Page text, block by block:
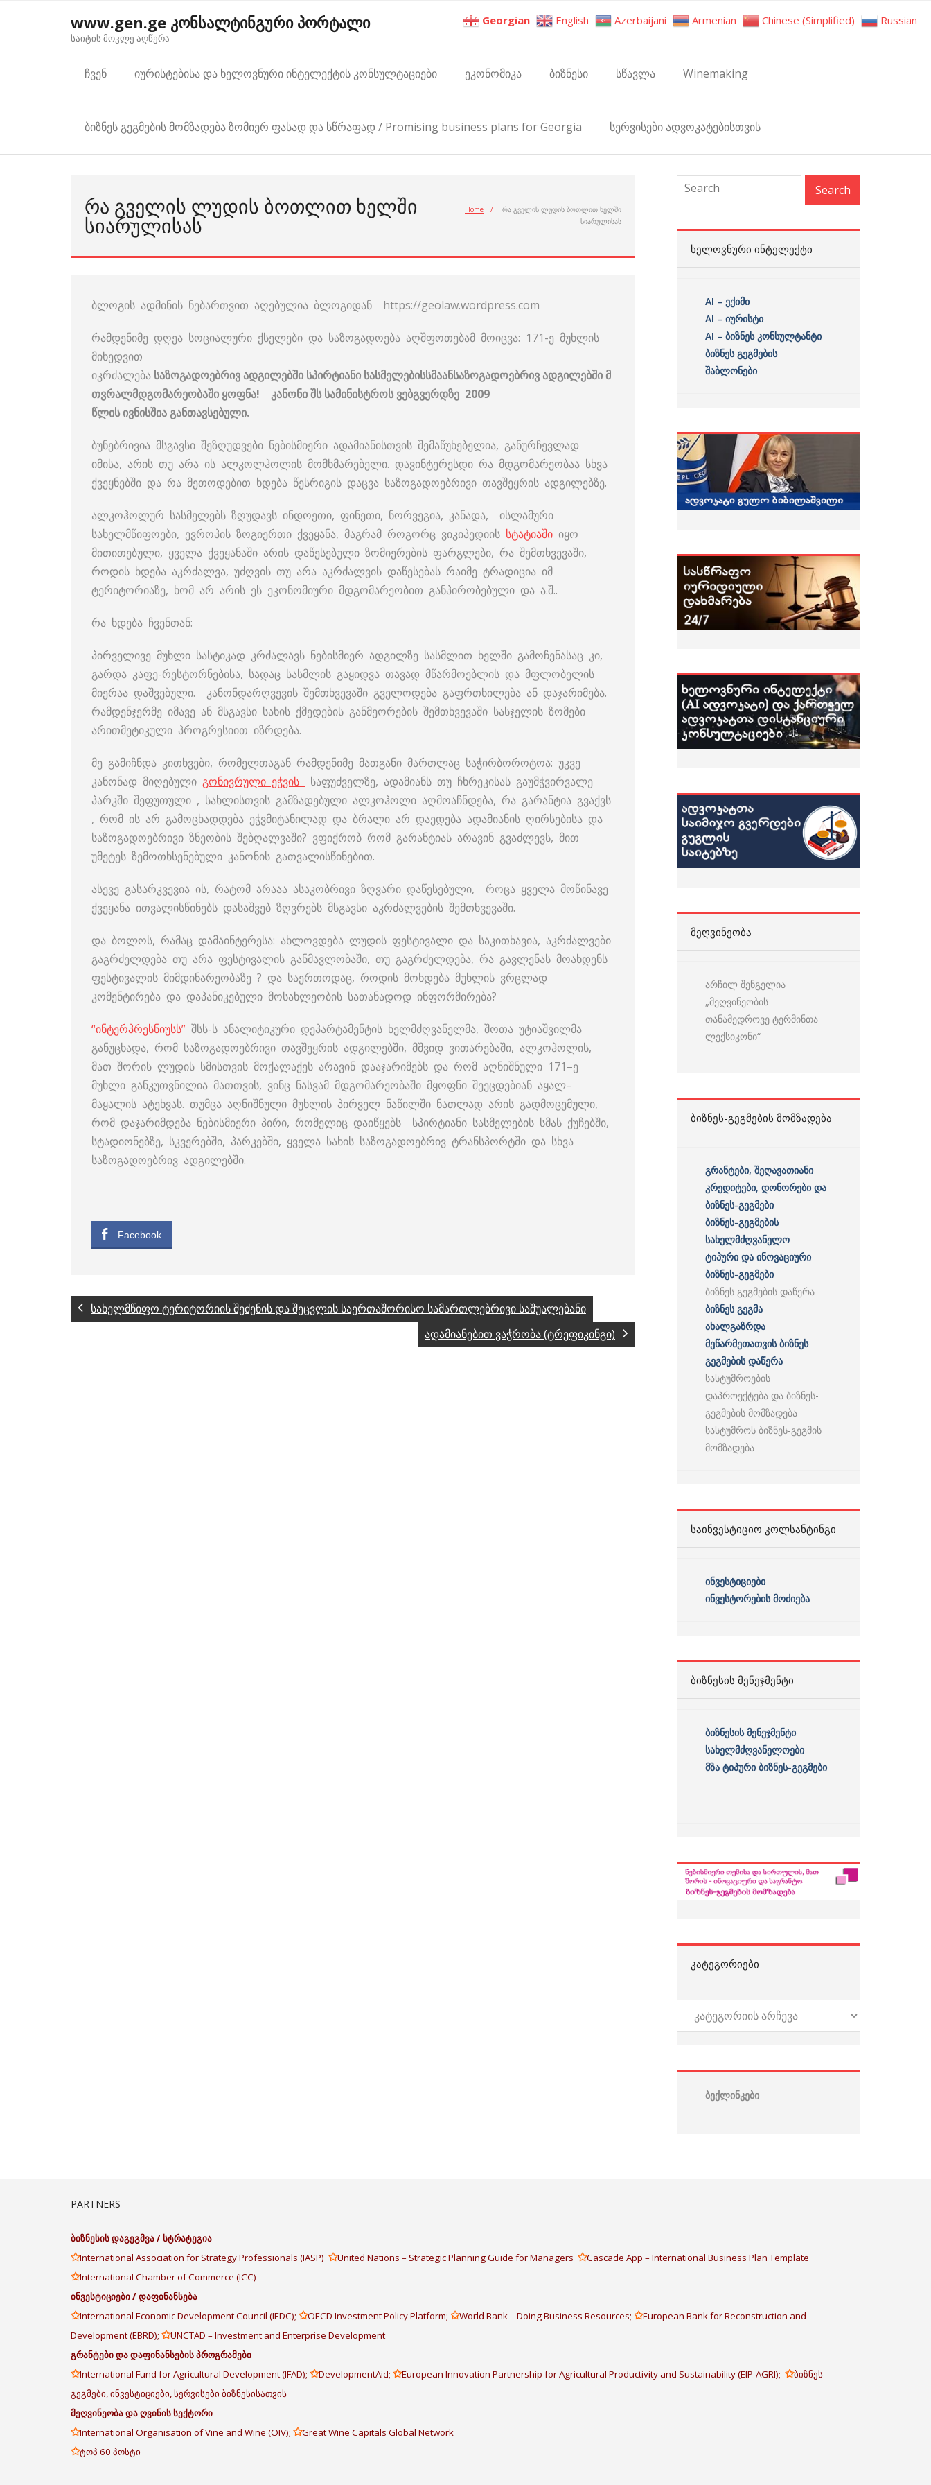
www.gen.ge კონსალტინგური პორტალი
საიტის მოკლე აღწერა
ჩვენ იურისტებისა და ხელოვნური ინტელექტის კონსულტაციები ეკონომიკა ბიზნესი სწავლა Winemaking
ბიზნეს გეგმების მომზადება ზომიერ ფასად და სწრაფად / Promising business plans for Georgia სერვისები ადვოკატებისთვის
ᲠᲐ ᲒᲕᲔᲚᲘᲡ ᲚᲣᲓᲘᲡ ᲑᲝᲗᲚᲘᲗ ᲮᲔᲚᲨᲘ
ᲡᲘᲐᲠᲣᲚᲘᲡᲐᲡ
Home /
რა გველის ლუდის ბოთლით ხელში
სიარულისას
ბლოგის ადმინის ნებართვით აღებულია ბლოგიდან https://geolaw.wordpress.com
რამდენიმე დღეა სოციალური ქსელები და საზოგადოება აღშფოთებამ მოიცვა: 171-ე მუხლის
მიხედვით
იკრძალება საზოგადოებრივ ადგილებში სპირტიანი სასმელებისსმაანსაზოგადოებრივ ადგილებში მ
თვრალმდგომარეობაში ყოფნა! კანონიშს სამინისტროს ვებგვერდზე 2009
წლის ივნისშიაგანთავსებული.
ბუნებრივია მსგავსი შეზღუდვები ნებისმიერი ადამიანისთვის შემაწუხებელია, განურჩევლად
იმისა, არის თუ არა ის ალკოლჰოლის მომხმარებელი. დავინტერესდი რა მდგომარეობაა სხვა
ქვეყნებში და რა მეთოდებით ხდება წესრიგის დაცვა საზოგადოებრივი თავშეყრის ადგილებზე.
ალკოჰოლურ სასმელებს ზღუდავს ინდოეთი, ფინეთი, ნორვეგია, კანადა, ისლამური
სახელმწიფოები, ევროპის ზოგიერთი ქვეყანა, მაგრამ როგორც ვიკიპედიის სტატიაში იყო
მითითებული, ყველა ქვეყანაში არის დაწესებული ზომიერების ფარგლები, რა შემთხვევაში,
როდის ხდება აკრძალვა, უძღვის თუ არა აკრძალვის დაწესებას რაიმე ტრადიცია იმ
ტერიტორიაზე, ხომ არ არის ეს ეკონომიური მდგომარეობით განპირობებული და ა.შ..
რა ხდება ჩვენთან:
პირველივე მუხლი სასტიკად კრძალავს ნებისმიერ ადგილზე სასმლით ხელში გამოჩენასაც კი,
გარდა კაფე-რესტორნებისა, სადაც სასმლის გაყიდვა თავად მწარმოებლის და მფლობელის
მიერაა დაშვებული. კანონდარღვევის შემთხვევაში გველოდება გაფრთხილება ან დაჯარიმება.
რამდენჯერმე იმავე ან მსგავსი სახის ქმედების განმეორების შემთხვევაში სასჯელის ზომები
არითმეტიკული პროგრესიით იზრდება.
მე გამიჩნდა კითხვები, რომელთაგან რამდენიმე მათგანი მართლაც საჭირბოროტოა: უკვე
კანონად მიღებული გონივრული ეჭვის
საფუძველზე, ადამიანს თუ ჩხრეკისას გაუმჭვირვალე
პარკში შეფუთული , სახლისთვის გამზადებული ალკოჰოლი აღმოაჩნდება, რა გარანტია გვაქვს
, რომ ის არ გამოცხადდება ეჭვმიტანილად და ბრალი არ დაედება ადამიანის ღირსებისა და
საზოგადოებრივი ზნეობის შებღალვაში? ვფიქრობ რომ გარანტიას არავინ გვაძლევს, მით
უმეტეს ზემოთხსენებული კანონის გათვალისწინებით.
ასევე გასარკვევია ის, რატომ არააა ასაკობრივი ზღვარი დაწესებული, როცა ყველა მოწინავე
ქვეყანა ითვალისწინებს დასაშვებ ზღვრებს მსგავსი აკრძალვების შემთხვევაში.
და ბოლოს, რამაც დამაინტერესა: ახლოვდება ლუდის ფესტივალი და საკითხავია, აკრძალვები
გაგრძელდება თუ არა ფესტივალის განმავლობაში, თუ გაგრძელდება, რა გავლენას მოახდენს
ფესტივალის მიმდინარეობაზე ? და საერთოდაც, როდის მოხდება მუხლის ვრცლად
კომენტირება და დაპანიკებული მოსახლეობის სათანადოდ ინფორმირება?
“ინტერპრესნიუსს” შსს-ს ანალიტიკური დეპარტამენტის ხელმძღვანელმა, შოთა უტიაშვილმა
განუცხადა, რომ საზოგადოებრივი თავშეყრის ადგილებში, მშვიდ ვითარებაში, ალკოჰოლის,
მათ შორის ლუდის სმისთვის მოქალაქეს არავინ დააჯარიმებს და რომ აღნიშნული 171–ე
მუხლი განკუთვნილია მათთვის, ვინც ნასვამ მდგომარეობაში მყოფნი შეეცდებიან აყალ–
მაყალის ატეხვას. თუმცა აღნიშნული მუხლის პირველ ნაწილში ნათლად არის გადმოცემული,
რომ დაჯარიმდება ნებისმიერი პირი, რომელიც დაიწყებს სპირტიანი სასმელების სმას ქუჩებში,
სტადიონებზე, სკვერებში, პარკებში, ყველა სახის საზოგადოებრივ ტრანსპორტში და სხვა
საზოგადოებრივ ადგილებში.
Facebook
სახელმწიფო ტერიტორიის შეძენის და შეცვლის საერთაშორისო სამართლებრივი საშუალებანი
ადამიანებით ვაჭრობა (ტრეფიკინგი)
ᲮᲔᲚᲝᲕᲜᲣᲠᲘ ᲘᲜᲢᲔᲚᲔᲥᲢᲘ
AI – ექიმი
AI – იურისტი
AI – ბიზნეს კონსულტანტი
ბიზნეს გეგმების
შაბლონები
ᲛᲔᲦᲕᲘᲜᲔᲝᲑᲐ
არჩილ შენგელია
„მეღვინეობის
თანამედროვე ტერმინთა
ლექსიკონი“
ᲑᲘᲖᲜᲔᲡ-ᲒᲔᲒᲛᲔᲑᲘᲡ ᲛᲝᲛᲖᲐᲓᲔᲑᲐ
გრანტები, შეღავათიანი
კრედიტები, დონორები და
ბიზნეს-გეგმები
ბიზნეს-გეგმების
სახელმძღვანელო
ტიპური და ინოვაციური
ბიზნეს-გეგმები
ბიზნეს გეგმების დაწერა
ბიზნეს გეგმა
ახალგაზრდა
მეწარმეთათვის ბიზნეს
გეგმების დაწერა
სასტუმროების
დაპროექტება და ბიზნეს-
გეგმების მომზადება
სასტუმროს ბიზნეს-გეგმის
მომზადება
ᲡᲐᲘᲜᲕᲔᲡᲢᲘᲪᲘᲝ ᲙᲝᲚᲡᲐᲜᲢᲘᲜᲒᲘ
ინვესტიციები
ინვესტორების მოძიება
ᲑᲘᲖᲜᲔᲡᲘᲡ ᲛᲔᲜᲔᲯᲛᲔᲜᲢᲘ
ბიზნესისმენეჯმენტი
სახელმძღვანელოები
მზა ტიპური ბიზნეს-გეგმები
ᲙᲐᲢᲔᲒᲝᲠᲘᲔᲑᲘ
კატეგორიები
ბექლინკები
PARTNERS
ბიზნესისდაგეგმვა/სტრატეგია
✩International Association for Strategy Professionals (IASP) ✩United Nations – Strategic Planning Guide for Managers ✩Cascade App – International Business Plan Template
✩International Chamber of Commerce (ICC)
ინვესტიციები/დაფინანსება
✩International Economic Development Council (IEDC); ✩OECD Investment Policy Platform; ✩World Bank – Doing Business Resources; ✩European Bank for Reconstruction and
Development (EBRD); ✩UNCTAD – Investment and Enterprise Development
გრანტებიდადაფინანსებისპროგრამები
✩International Fund for Agricultural Development (IFAD); ✩DevelopmentAid; ✩European Innovation Partnership for Agricultural Productivity and Sustainability (EIP-AGRI); ✩ბიზნეს
გეგმები, ინვესტიციები, სერვისები ბიზნესისათვის
მეღვინეობადაღვინისსექტორი
✩International Organisation of Vine and Wine (OIV); ✩Great Wine Capitals Global Network
✩ტოპ 60 პოსტი
Georgian English Azerbaijani Armenian Chinese (Simplified) Russian